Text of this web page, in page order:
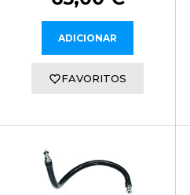
ADICIONAR
FAVORITOS